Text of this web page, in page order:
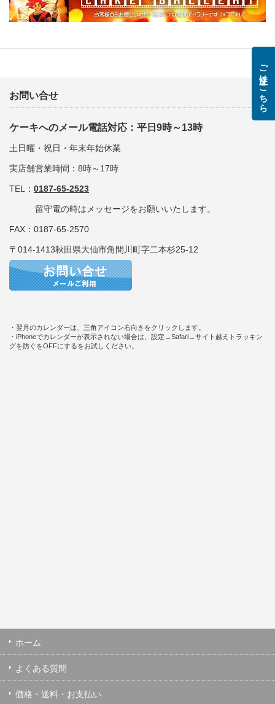
お問い合せ
ケーキへのメール電話対応：平日9時～13時
土日曜・祝日・年末年始休業
実店舗営業時間：8時～17時
TEL： 0187-65-2523
留守電の時はメッセージをお願いいたします。
FAX：0187-65-2570
〒014-1413秋田県大仙市角間川町字二本杉25-12
・翌月のカレンダーは、三角アイコン右向きをクリックします。
・iPhoneでカレンダーが表示されない場合は、設定→Safari→サイト越えトラッキン
グを防ぐをOFFにするをお試しください。
ホーム
よくある質問
価格・送料・お支払い
ご注文はこちら